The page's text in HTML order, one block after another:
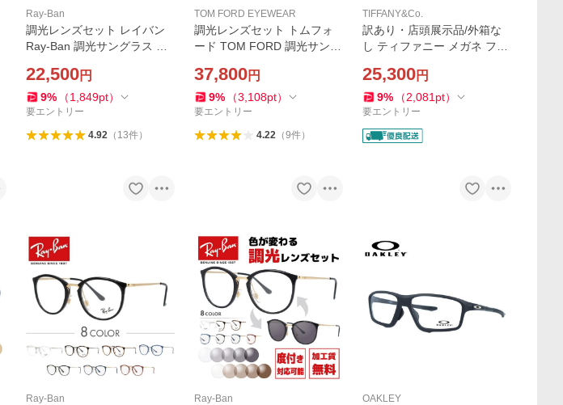
Ray-Ban
調光レンズセット レイバン
Ray-Ban 調光サングラス 度
WAYFARER RB2140F 901S
52/54サイズ マット アジアン
フィット 国内正規品
22,500円
9% （1,849pt）
要エントリー
4.92（ 13件）
TOM FORD EYEWEAR
調光レンズセット トムフォ
ード TOM FORD 調光サング
01 51サイズ （FT5178F）
アジアンフィット ウェリン
トン型 プレゼント ギフト
37,800円
9% （3,108pt）
要エントリー
4.22（9件）
TIFFANY&Co.
訳あり・店頭展示品/外箱な
し ティファニー メガネ フレ
可能ノーズパッド Tiffany&C
o. TF2229F 8015 53 スクエ
ア 国内正規品
25,300円
9% （2,081 pt）
要エントリー
Ray-Ban Ray-Ban OAKLEY